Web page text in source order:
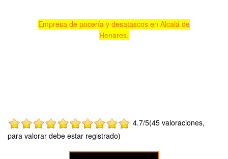
Empresa de pocería y desatascos en Alcalá de
Henares.
4.7/5(45 valoraciones,
para valorar debe estar registrado)